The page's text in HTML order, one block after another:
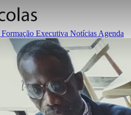
Formação Executiva Notícias Agenda